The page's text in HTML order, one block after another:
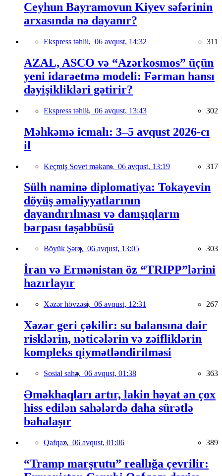
Ceyhun Bayramovun Kiyev səfərinin
arxasında nə dayanır?
Ekspress təhlil, 06 avqust, 14:32 311
AZAL, ASCO və “Azərkosmos” üçün
yeni idarəetmə modeli: Fərman hansı
dəyişiklikləri gətirir?
Ekspress təhlil, 06 avqust, 13:43 302
Məhkəmə icmalı: 3–5 avqust 2026-cı
il
Keçmiş Sovet məkanı, 06 avqust, 13:19 317
Sülh naminə diplomatiya: Tokayevin
döyüş əməliyyatlarının
dayandırılması və danışıqların
bərpası təşəbbüsü
Böyük Şərq, 06 avqust, 13:05 303
İran və Ermənistan öz “TRIPP”lərini
hazırlayır
Xəzər hövzəsi, 06 avqust, 12:31 267
Xəzər geri çəkilir: su balansına dair
risklərin, nəticələrin və zəifliklərin
kompleks qiymətləndirilməsi
Sosial sahə, 06 avqust, 01:38 363
Əməkhaqları artır, lakin həyat ən çox
hiss edilən sahələrdə daha sürətlə
bahalaşır
Qafqaz, 06 avqust, 01:06 389
“Tramp marşrutu” reallığa çevrilir: